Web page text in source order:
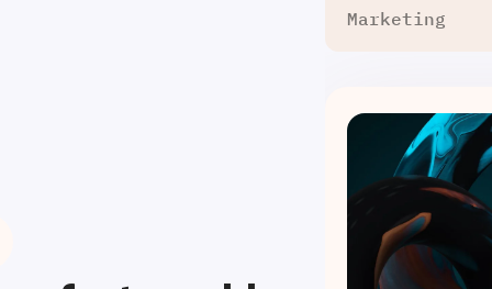
Marketing